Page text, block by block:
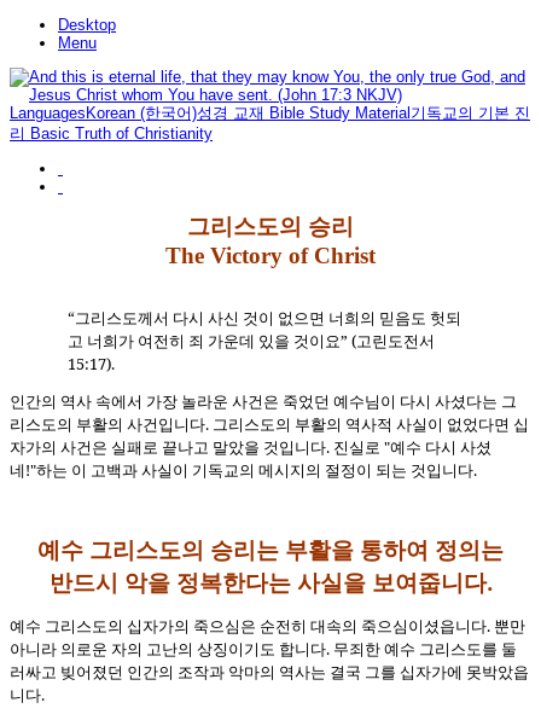
Desktop
Menu
LanguagesKorean (한국어)성경 교재 Bible Study Material기독교의 기본 진
리 Basic Truth of Christianity
그리스도의 승리
The Victory of Christ
“그리스도께서 다시 사신 것이 없으면 너희의 믿음도 헛되
고 너희가 여전히 죄 가운데 있을 것이요” (고린도전서
15:17).
인간의 역사 속에서 가장 놀라운 사건은 죽었던 예수님이 다시 사셨다는 그
리스도의 부활의 사건입니다. 그리스도의 부활의 역사적 사실이 없었다면 십
자가의 사건은 실패로 끝나고 말았을 것입니다. 진실로 "예수 다시 사셨
네!"하는 이 고백과 사실이 기독교의 메시지의 절정이 되는 것입니다.
예수 그리스도의 승리는 부활을 통하여 정의는
반드시 악을 정복한다는 사실을 보여줍니다.
예수 그리스도의 십자가의 죽으심은 순전히 대속의 죽으심이셨읍니다. 뿐만
아니라 의로운 자의 고난의 상징이기도 합니다. 무죄한 예수 그리스도를 둘
러싸고 빚어졌던 인간의 조작과 악마의 역사는 결국 그를 십자가에 못박았읍
니다.